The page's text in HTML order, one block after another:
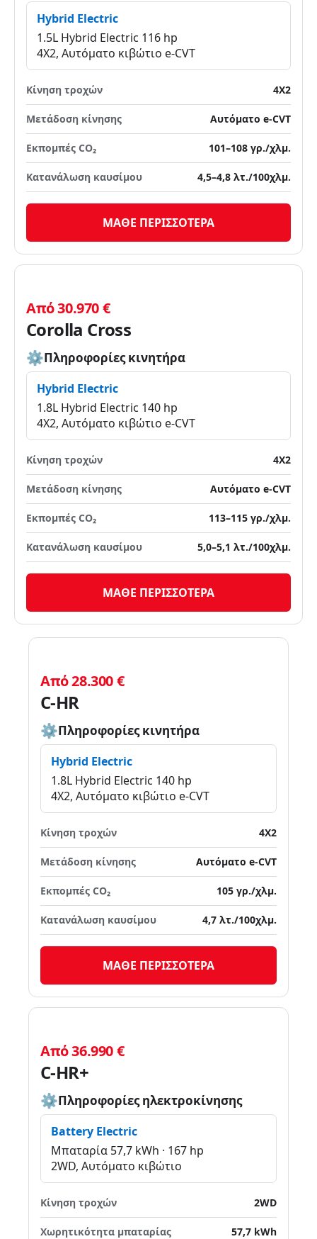
Hybrid Electric
1.5L Hybrid Electric 116 hp
4X2, Αυτόματο κιβώτιο e-CVT
Κίνηση τροχών 4X2
Μετάδοση κίνησης Αυτόματο e-CVT
Εκπομπές CO₂ 101–108 γρ./χλμ.
Κατανάλωση καυσίμου 4,5–4,8 λτ./100χλμ.
ΜΑΘΕ ΠΕΡΙΣΣΟΤΕΡΑ
Από 30.970 €
Corolla Cross
Πληροφορίες κινητήρα
Hybrid Electric
1.8L Hybrid Electric 140 hp
4X2, Αυτόματο κιβώτιο e-CVT
Κίνηση τροχών 4X2
Μετάδοση κίνησης Αυτόματο e-CVT
Εκπομπές CO₂ 113–115 γρ./χλμ.
Κατανάλωση καυσίμου 5,0–5,1 λτ./100χλμ.
ΜΑΘΕ ΠΕΡΙΣΣΟΤΕΡΑ
Από 28.300 €
C-HR
Πληροφορίες κινητήρα
Hybrid Electric
1.8L Hybrid Electric 140 hp
4X2, Αυτόματο κιβώτιο e-CVT
Κίνηση τροχών 4X2
Μετάδοση κίνησης Αυτόματο e-CVT
Εκπομπές CO₂ 105 γρ./χλμ.
Κατανάλωση καυσίμου 4,7 λτ./100χλμ.
ΜΑΘΕ ΠΕΡΙΣΣΟΤΕΡΑ
Από 36.990 €
C-HR+
Πληροφορίες ηλεκτροκίνησης
Battery Electric
Μπαταρία 57,7 kWh · 167 hp
2WD, Αυτόματο κιβώτιο
Κίνηση τροχών 2WD
Χωρητικότητα μπαταρίας 57,7 kWh